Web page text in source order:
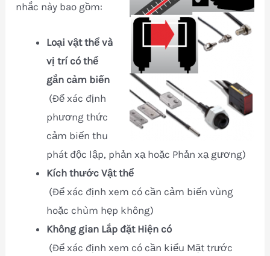
nhắc này bao gồm:
Loại vật thể và
vị trí có thể
gắn cảm biến
(Để xác định
phương thức
cảm biến thu
phát độc lập, phản xạ hoặc Phản xạ gương)
Kích thước Vật thể
(Để xác định xem có cần cảm biến vùng
hoặc chùm hẹp không)
Không gian Lắp đặt Hiện có
(Để xác định xem có cần kiểu Mặt trước